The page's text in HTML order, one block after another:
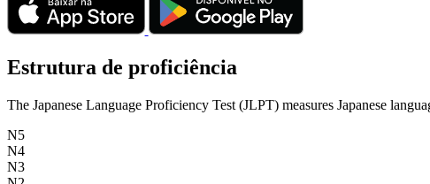
Estrutura de proficiência
The Japanese Language Proficiency Test (JLPT) measures Japanese
N5
N4
N3